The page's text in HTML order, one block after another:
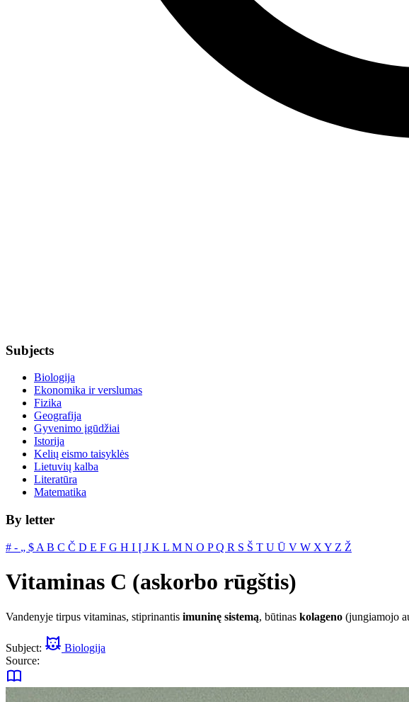
Subjects
Biologija
Ekonomika ir verslumas
Fizika
Geografija
Gyvenimo įgūdžiai
Istorija
Kelių eismo taisyklės
Lietuvių kalba
Literatūra
Matematika
By letter
# ‐ „ $ A B C Č D E F G H I Į J K L M N O PQ R S Š T U Ū V W X Y Z Ž
Vitaminas C (askorbo rūgštis)
Vandenyje tirpus vitaminas, stiprinantis imuninę sistemą, būtinas kolageno (jungiamojo
Subject:
Biologija
Source: